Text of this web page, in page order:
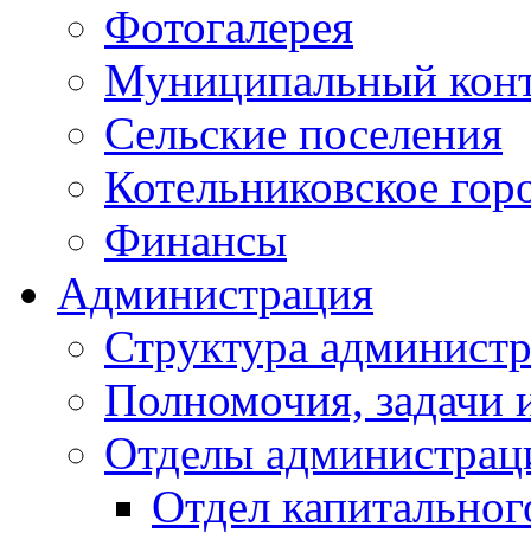
Фотогалерея
Муниципальный
Сельские поселения
Котельниковское
Финансы
Администрация
Структура
Полномочия, задачи
Отделы
Отдел